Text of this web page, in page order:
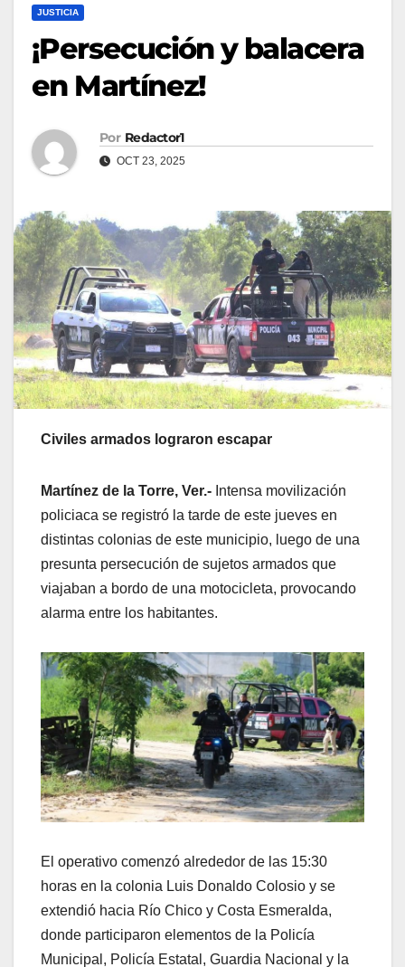
JUSTICIA
¡Persecución y balacera
en Martínez!
Por Redactor1
OCT 23, 2025
Civiles armados lograron escapar
Martínez de la Torre, Ver.- Intensa movilización
policiaca se registró la tarde de este jueves en
distintas colonias de este municipio, luego de una
presunta persecución de sujetos armados que
viajaban a bordo de una motocicleta, provocando
alarma entre los habitantes.
El operativo comenzó alrededor de las 15:30
horas en la colonia Luis Donaldo Colosio y se
extendió hacia Río Chico y Costa Esmeralda,
donde participaron elementos de la Policía
Municipal, Policía Estatal, Guardia Nacional y la